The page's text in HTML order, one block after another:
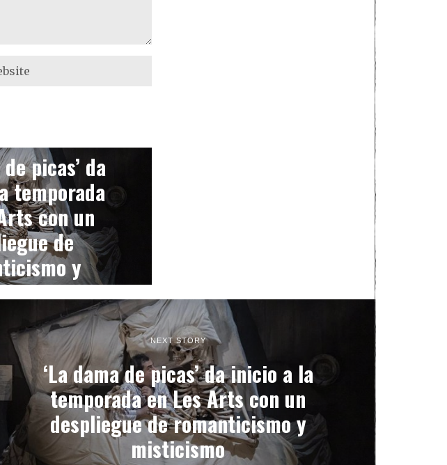
picas’ da
temporada
con un
de
y
NEXT STORY
‘La dama de picas’ da inicio a la
temporada en Les Arts con un
despliegue de romanticismo y
misticismo